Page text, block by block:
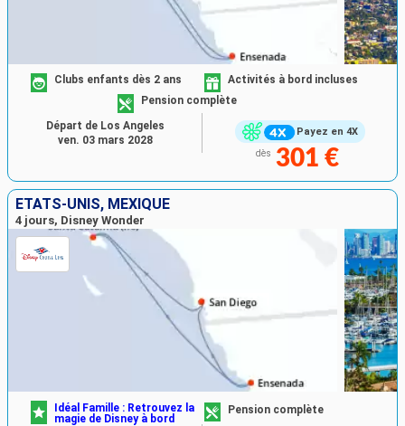
Payez en 4X
Clubs enfants dès 2 ans
Activités à bord incluses
Pension complète
dès 301 €
Départ de Los Angeles
ven. 03 mars 2028
ÉTATS-UNIS, MEXIQUE
4 jours, Disney Wonder
Idéal Famille : Retrouvez la
magie de Disney à bord
Pension complète